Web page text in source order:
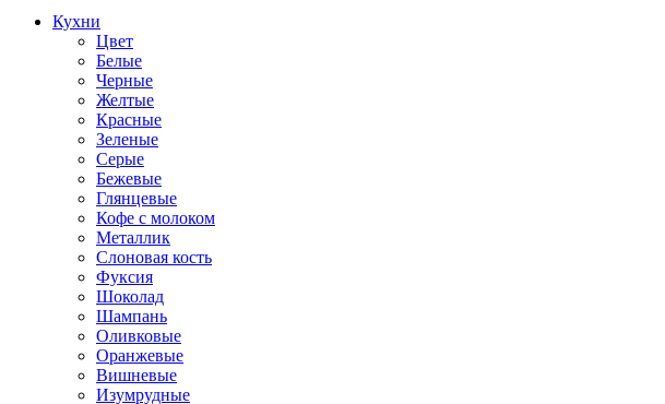
Кухни
Цвет
Белые
Черные
Желтые
Красные
Зеленые
Серые
Бежевые
Глянцевые
Кофе с молоком
Металлик
Слоновая кость
Фуксия
Шоколад
Шампань
Оливковые
Оранжевые
Вишневые
Изумрудные